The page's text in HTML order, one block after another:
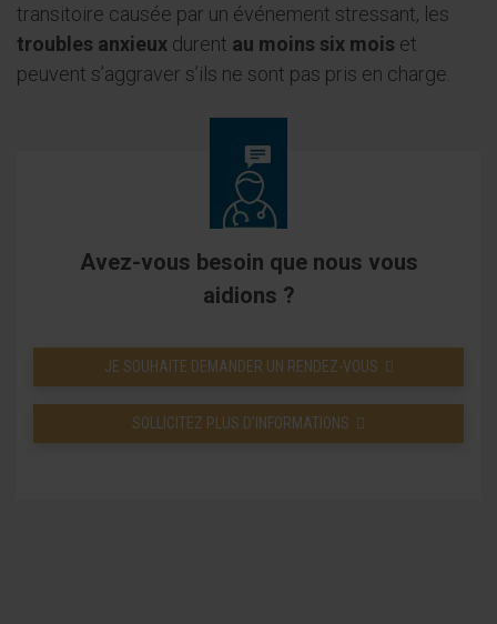
transitoire causée par un événement stressant, les
troubles anxieux durent au moins six mois et
peuvent s’aggraver s’ils ne sont pas pris en charge.
Avez-vous besoin que nous vous
aidions ?
JE SOUHAITE DEMANDER UN RENDEZ-VOUS
SOLLICITEZ PLUS D’INFORMATIONS